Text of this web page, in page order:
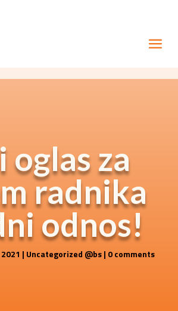
oglas za
radnika
odnos!
| Uncategorized @bs| 0 comments